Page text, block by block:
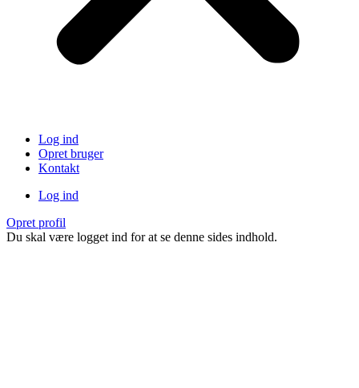
Log ind
Opret bruger
Kontakt
Log ind
Opret profil
Du skal være logget ind for at se denne sides indhold.